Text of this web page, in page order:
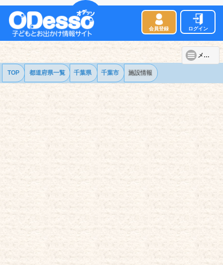
会員登録 ログイン
メニュー
TOP 都道府県一覧 千葉県 千葉市 施設情報